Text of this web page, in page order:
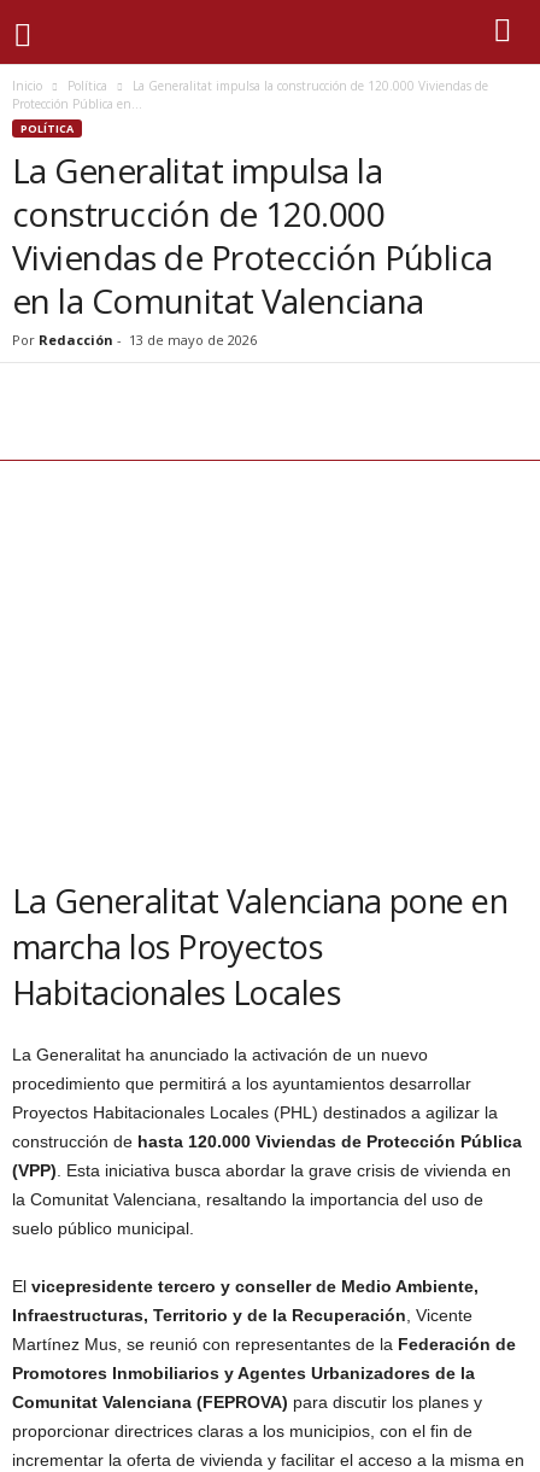
Inicio Política
La Generalitat impulsa la construcción de 120.000 Viviendas de
Protección Pública en...
POLÍTICA
La Generalitat impulsa la
construcción de 120.000
Viviendas de Protección Pública
en la Comunitat Valenciana
Por Redacción - 13 de mayo de 2026
La Generalitat Valenciana pone en
marcha los Proyectos
Habitacionales Locales
La Generalitat ha anunciado la activación de un nuevo
procedimiento que permitirá a los ayuntamientos desarrollar
Proyectos Habitacionales Locales (PHL) destinados a agilizar la
construcción de hasta 120.000 Viviendas de Protección Pública
(VPP). Esta iniciativa busca abordar la grave crisis de vivienda en
la Comunitat Valenciana, resaltando la importancia del uso de
suelo público municipal.
El vicepresidente tercero y conseller de Medio Ambiente,
Infraestructuras, Territorio y de la Recuperación, Vicente
Martínez Mus, se reunió con representantes de la Federación de
Promotores Inmobiliarios y Agentes Urbanizadores de la
Comunitat Valenciana (FEPROVA) para discutir los planes y
proporcionar directrices claras a los municipios, con el fin de
incrementar la oferta de vivienda y facilitar el acceso a la misma en